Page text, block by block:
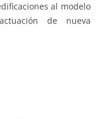
al modelo
de nueva